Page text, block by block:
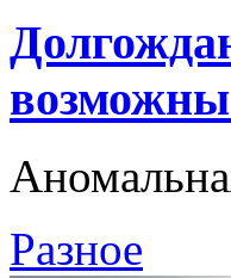
Разное